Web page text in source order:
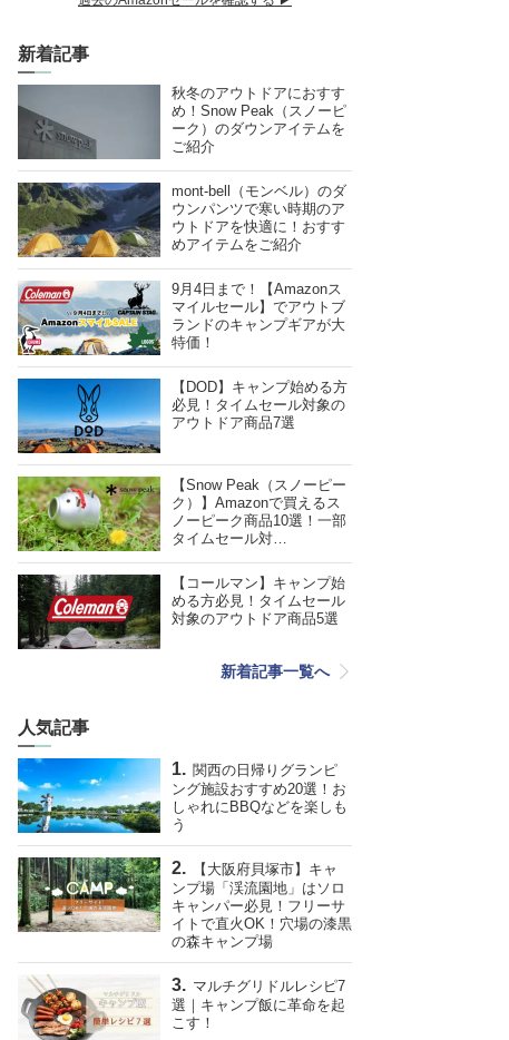
新着記事
秋冬のアウトドアにおすす
め！Snow Peak（スノーピ
ーク）のダウンアイテムを
ご紹介
mont-bell（モンベル）のダ
ウンパンツで寒い時期のア
ウトドアを快適に！おすす
めアイテムをご紹介
9月4日まで！【Amazonス
マイルセール】でアウトブ
ランドのキャンプギアが大
特価！
【DOD】キャンプ始める方
必見！タイムセール対象の
アウトドア商品7選
【Snow Peak（スノーピー
ク）】Amazonで買えるス
ノーピーク商品10選！一部
タイムセール対…
【コールマン】キャンプ始
める方必見！タイムセール
対象のアウトドア商品5選
新着記事一覧へ
人気記事
関西の日帰りグランピ
ング施設おすすめ20選！お
しゃれにBBQなどを楽しも
う
【大阪府貝塚市】キャ
ンプ場「渓流園地」はソロ
キャンパー必見！フリーサ
イトで直火OK！穴場の漆黒
の森キャンプ場
マルチグリドルレシピ7
選｜キャンプ飯に革命を起
こす！